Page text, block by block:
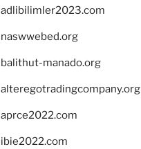
adlibilimler2023.com
naswwebed.org
balithut-manado.org
alteregotradingcompany.org
aprce2022.com
ibie2022.com